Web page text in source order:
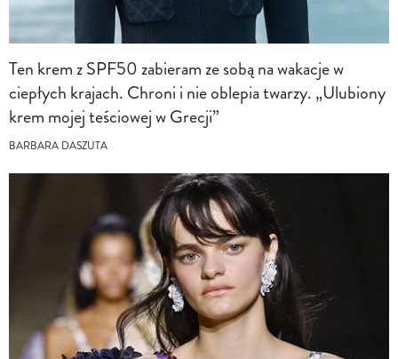
Ten krem z SPF50 zabieram ze sobą na wakacje w
ciepłych krajach. Chroni i nie oblepia twarzy. „Ulubiony
krem mojej teściowej w Grecji”
BARBARA DASZUTA